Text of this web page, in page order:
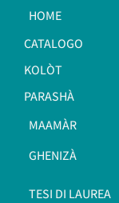
HOME
CATALOGO
KOLÒT
PARASHÀ
MAAMÀR
GHENIZÀ
TESI DI LAUREA